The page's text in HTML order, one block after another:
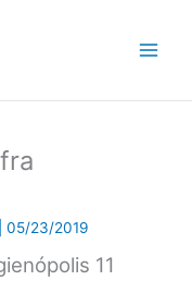
|05/23/2019
11